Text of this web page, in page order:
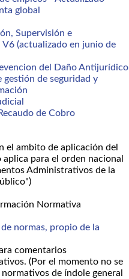
global
Supervisión e
V6 (actualizado en junio de
del Daño Antijurídico
gestión de seguridad y
de Cobro
el ambito de aplicación del
para el orden nacional
Administrativos de la
Normativa
normas, propio de la
comentarios
(Por el momento no se
de índole general